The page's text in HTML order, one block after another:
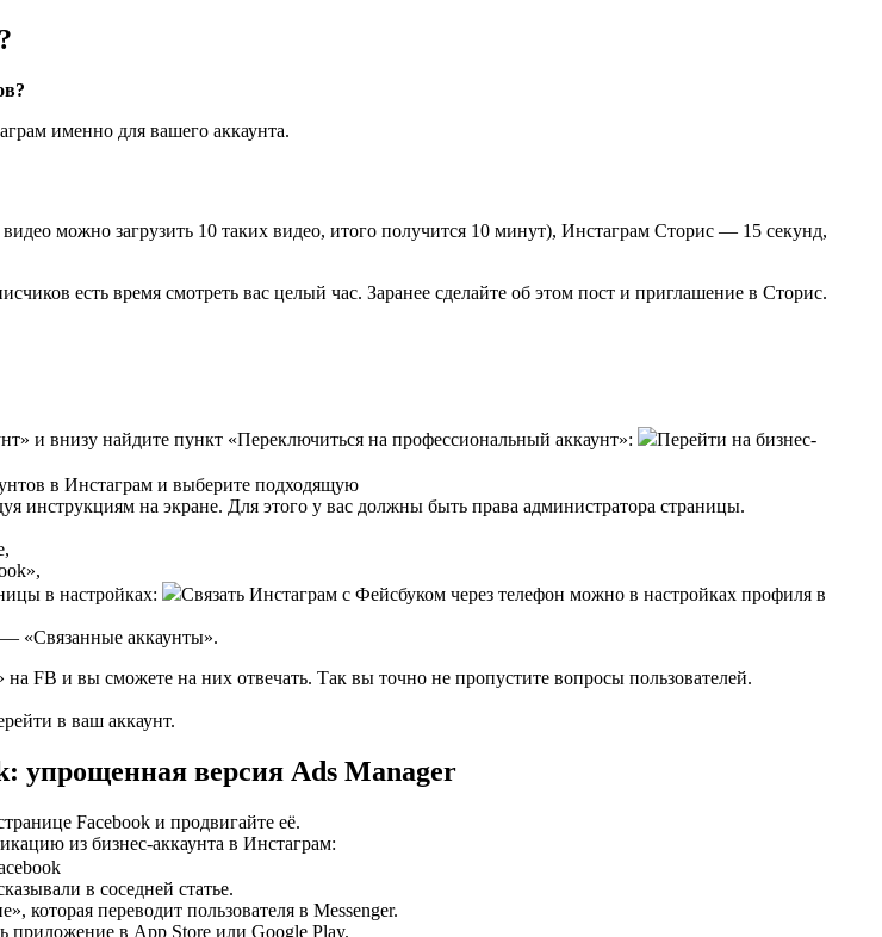
именно для вашего аккаунта.
можно загрузить 10 таких видео, итого получится 10 минут), Инстаграм Сторис — 15 секунд,
есть время смотреть вас целый час. Заранее сделайте об этом пост и приглашение в Сторис.
и внизу найдите пункт «Переключиться на профессиональный аккаунт»:
Перейти на бизнес-
в Инстаграм и выберите подходящую
инструкциям на экране. Для этого у вас должны быть права администратора страницы.
в настройках:
Связать Инстаграм с Фейсбуком через телефон можно в настройках профиля в
«Связанные аккаунты».
FB и вы сможете на них отвечать. Так вы точно не пропустите вопросы пользователей.
в ваш аккаунт.
упрощенная версия Ads Manager
Facebook и продвигайте её.
из бизнес-аккаунта в Инстаграм:
в соседней статье.
которая переводит пользователя в Messenger.
приложение в App Store или Google Play.